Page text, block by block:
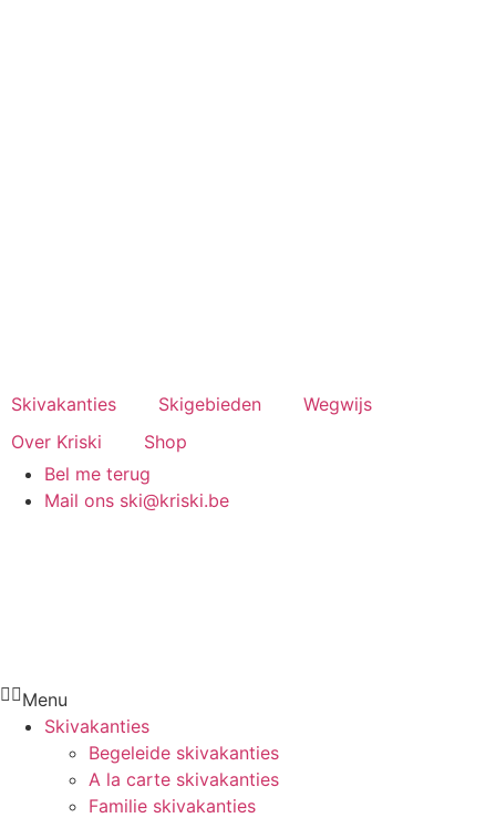
Skivakanties Skigebieden
Wegwijs
Over Kriski
Shop
Bel me terug
Mail ons ski@kriski.be
Menu
Skivakanties
Begeleide skivakanties
A la carte skivakanties
Familie skivakanties